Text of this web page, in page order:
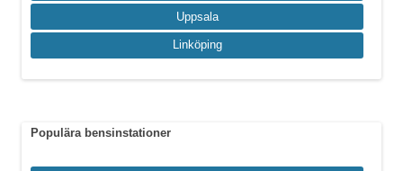
Uppsala
Linköping
Populära bensinstationer